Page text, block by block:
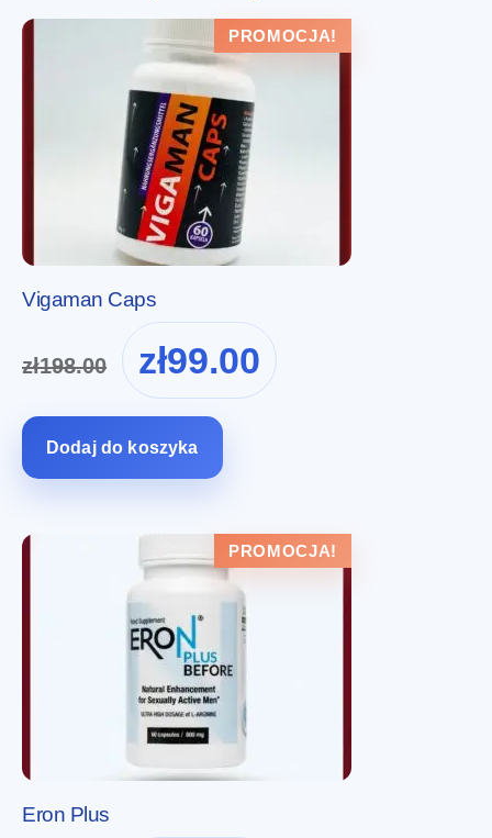
PROMOCJA!
Vigaman Caps
zł198.00
Pierwotna
cena
wynosiła:
zł99.00
cena
Dodaj do koszyka
PROMOCJA!
Eron Plus